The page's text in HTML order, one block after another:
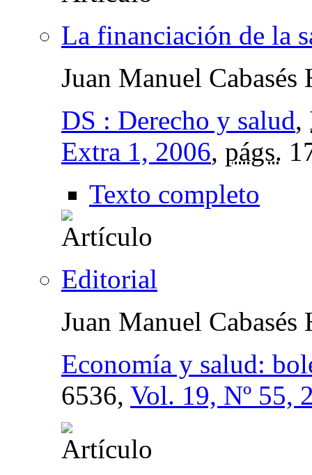
La financiación de la
Juan Manuel Cabasés
DS : Derecho y salud,
Extra 1, 2006, págs.
Texto completo
Editorial
Juan Manuel Cabasés
Economía y salud:
6536, Vol. 19, Nº 55,